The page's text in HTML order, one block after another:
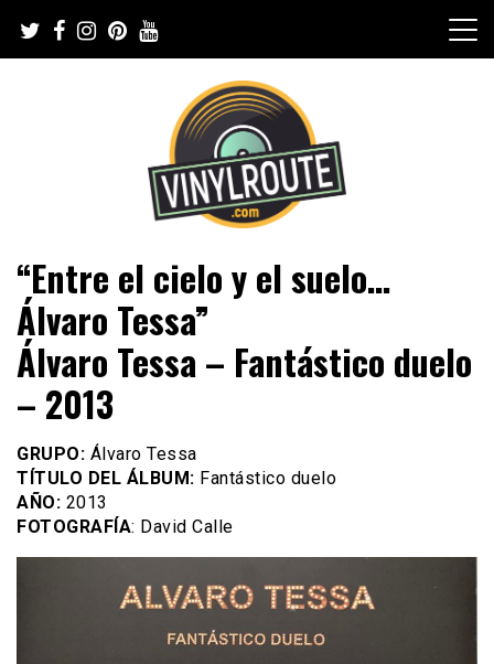
content
VinylRoute
“Entre el cielo y el suelo…
Álvaro Tessa”
Álvaro Tessa – Fantástico duelo
– 2013
GRUPO: Álvaro Tessa
TÍTULO DEL ÁLBUM: Fantástico duelo
AÑO: 2013
FOTOGRAFÍA: David Calle